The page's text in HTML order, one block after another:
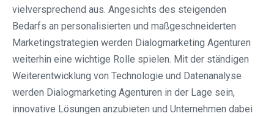
vielversprechend aus. Angesichts des steigenden
Bedarfs an personalisierten und maßgeschneiderten
Marketingstrategien werden Dialogmarketing Agenturen
weiterhin eine wichtige Rolle spielen. Mit der ständigen
Weiterentwicklung von Technologie und Datenanalyse
werden Dialogmarketing Agenturen in der Lage sein,
innovative Lösungen anzubieten und Unternehmen dabei